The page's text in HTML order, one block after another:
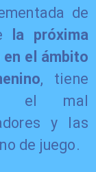
de
la próxima
el ámbito
, tiene
el mal
y las
de juego.